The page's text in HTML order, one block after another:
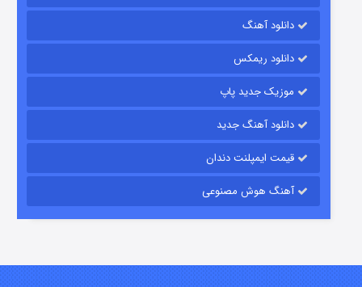
قسمت15 (دوبله) منتشر شد
دانلود آهنگ
دانلود ریمکس
موزیک جدید پاپ
دانلود آهنگ جدید
قیمت ایمپلنت دندان
آهنگ هوش مصنوعی